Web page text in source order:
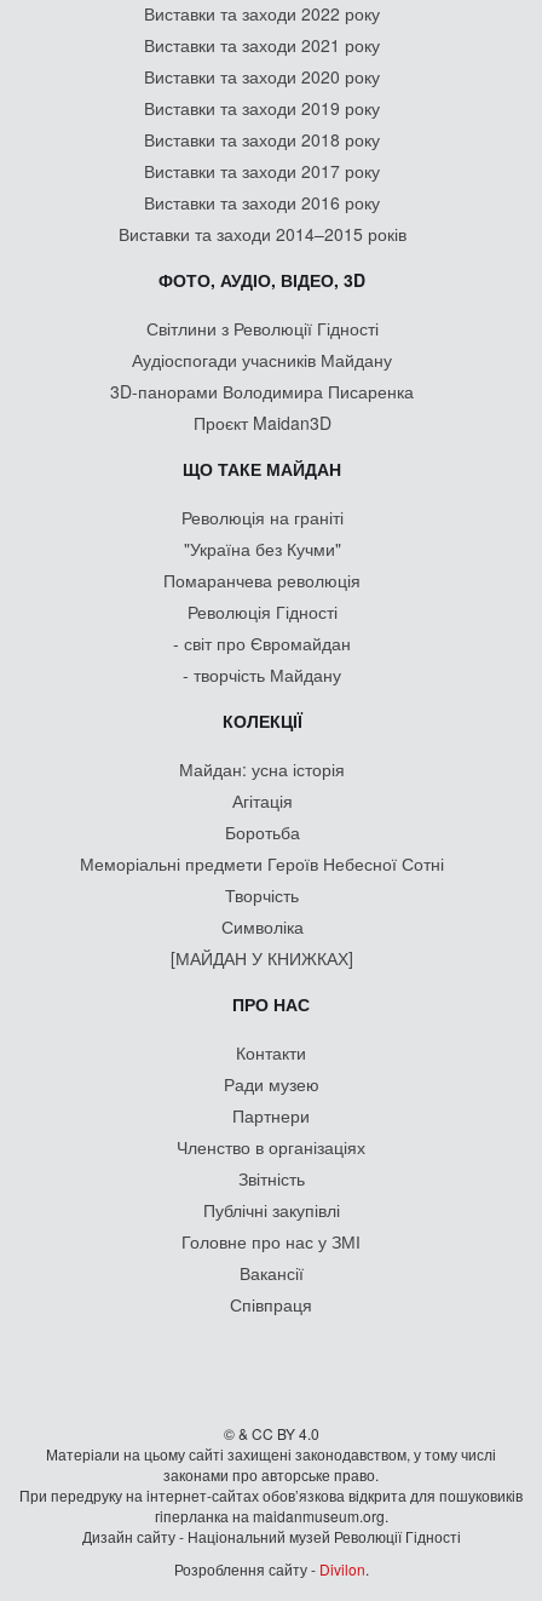
Виставки та заходи 2022 року
Виставки та заходи 2021 року
Виставки та заходи 2020 року
Виставки та заходи 2019 року
Виставки та заходи 2018 року
Виставки та заходи 2017 року
Виставки та заходи 2016 року
Виставки та заходи 2014–2015 років
ФОТО, АУДІО, ВІДЕО, 3D
Світлини з Революції Гідності
Аудіоспогади учасників Майдану
3D-панорами Володимира Писаренка
Проєкт Maidan3D
ЩО ТАКЕ МАЙДАН
Революція на граніті
"Україна без Кучми"
Помаранчева революція
Революція Гідності
- світ про Євромайдан
- творчість Майдану
КОЛЕКЦІЇ
Майдан: усна історія
Агітація
Боротьба
Меморіальні предмети Героїв Небесної Сотні
Творчість
Символіка
[МАЙДАН У КНИЖКАХ]
ПРО НАС
Контакти
Ради музею
Партнери
Членство в організаціях
Звітність
Публічні закупівлі
Головне про нас у ЗМІ
Вакансії
Співпраця
© & CC BY 4.0
Матеріали на цьому сайті захищені законодавством, у тому числі
законами про авторське право.
При передруку на iнтернет-сайтах обов’язкова відкрита для пошуковиків
гiперланка на maidanmuseum.org.
Дизайн сайту - Національний музей Революції Гідності
Розроблення сайту - Divilon.